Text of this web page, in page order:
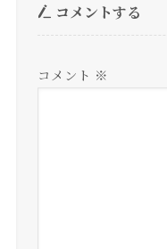
コメントする
コメント ※